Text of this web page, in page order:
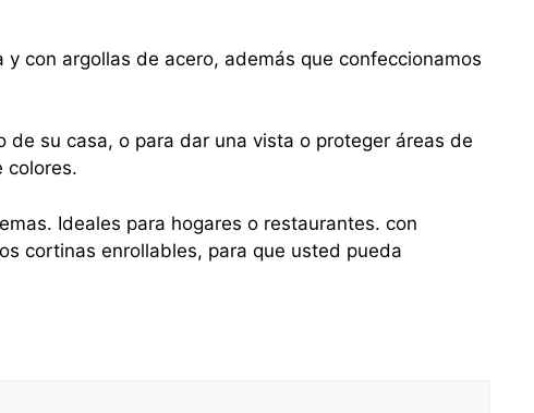
con argollas de acero, además que confeccionamos
su casa, o para dar una vista o proteger áreas de
colores.
Ideales para hogares o restaurantes. con
cortinas enrollables, para que usted pueda